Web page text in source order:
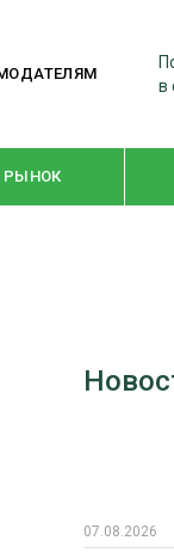
в
РЫНОК
WOODEX-2021
СУШКА ДРЕВЕСИНЫ
07.08.2026